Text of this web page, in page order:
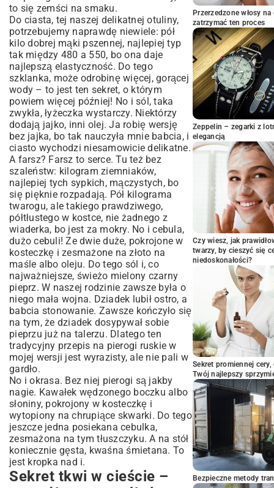
dzieła?
Na talerzu – jak podawać i co zrobić z
nadmiarem
Wasze pytania o pierogi ruskie
To coś więcej niż jedzenie
to się zemści na smaku.
Do ciasta, tej naszej delikatnej otuliny,
potrzebujemy naprawdę niewiele: pół
kilo dobrej mąki pszennej, najlepiej typ
tak między 480 a 550, bo ona daje
najlepszą elastyczność. Do tego
szklanka, może odrobinę więcej, gorącej
wody – to jest ten sekret, o którym
powiem więcej później! No i sól, taka
zwykła, łyżeczka wystarczy. Niektórzy
dodają jajko, inni olej. Ja robię wersję
bez jajka, bo tak nauczyła mnie babcia, i
ciasto wychodzi niesamowicie delikatne.
A farsz? Farsz to serce. Tu też bez
szaleństw: kilogram ziemniaków,
najlepiej tych sypkich, mączystych, bo
się pięknie rozpadają. Pół kilograma
twarogu, ale takiego prawdziwego,
półtłustego w kostce, nie żadnego z
wiaderka, bo jest za mokry. No i cebula,
dużo cebuli! Ze dwie duże, pokrojone w
kosteczkę i zesmażone na złoto na
maśle albo oleju. Do tego sól i, co
najważniejsze, świeżo mielony czarny
pieprz. W naszej rodzinie zawsze była o
niego mała wojna. Dziadek lubił ostro, a
babcia stonowanie. Zawsze kończyło się
na tym, że dziadek dosypywał sobie
pieprzu już na talerzu. Dlatego ten
tradycyjny przepis na pierogi ruskie w
mojej wersji jest wyrazisty, ale nie pali w
gardło.
No i okrasa. Bez niej pierogi są jakby
nagie. Kawałek wędzonego boczku albo
słoniny, pokrojony w kosteczkę i
wytopiony na chrupiące skwarki. Do tego
jeszcze jedna posiekana cebulka,
zesmażona na tym tłuszczyku. A na stół
koniecznie gęsta, kwaśna śmietana. To
jest kropka nad i.
Sekret tkwi w cieście –
Przerzedzone włosy
zatrzymać ten proces
Zeppelin – zegarki z
elegancją
Czy wiesz, jak
twarzy, by cieszyć się
niedoskonałości?
Sekret promiennej
Twój najlepszy
Bezpieczne metody